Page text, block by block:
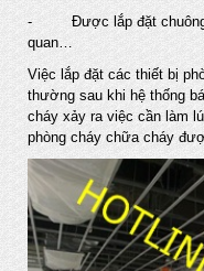
- Được lắp đặt chuông
quan…
Việc lắp đặt các thiết bị
thường sau khi hệ thống
cháy xảy ra việc cần làm
phòng cháy chữa cháy